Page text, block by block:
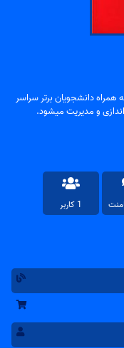
همراه دانشجویان برتر سراسر
و مدیریت میشود.
1 کاربر